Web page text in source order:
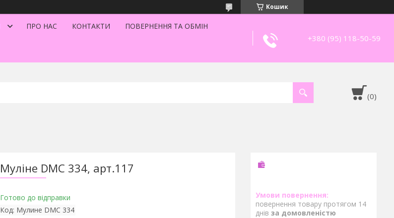
Кошик
ПРО НАС КОНТАКТИ ПОВЕРНЕННЯ ТА ОБМІН
+380 (95) 118-50-59
Муліне DMC 334, арт.117
Готово до відправки
Код: Мулине DMC 334
повернення товару протягом 14
днів за домовленістю